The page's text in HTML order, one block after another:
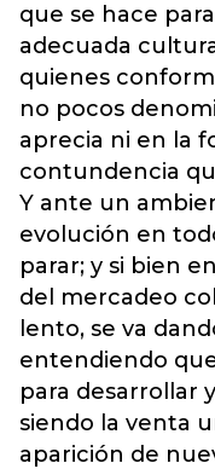
que se hace
adecuada
quienes
no pocos
aprecia ni en la
contundencia
Y ante un
evolución en
parar; y si bien
del mercadeo
lento, se va
entendiendo
para desarrollar
siendo la venta
aparición de